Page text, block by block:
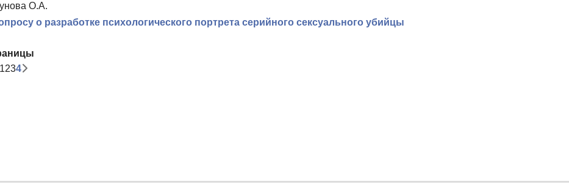
О.А.
о разработке психологического портрета серийного сексуального убийцы
1234